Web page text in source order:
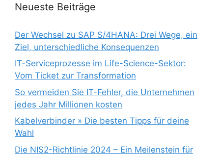
Neueste Beiträge
Der Wechsel zu SAP S/4HANA: Drei Wege, ein
Ziel, unterschiedliche Konsequenzen
IT-Serviceprozesse im Life-Science-Sektor:
Vom Ticket zur Transformation
So vermeiden Sie IT-Fehler, die Unternehmen
jedes Jahr Millionen kosten
Kabelverbinder » Die besten Tipps für deine
Wahl
Die NIS2-Richtlinie 2024 – Ein Meilenstein für